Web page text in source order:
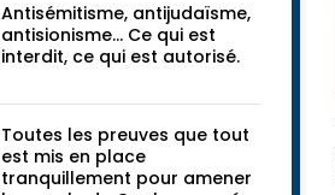
Antisémitisme, antijudaïsme,
antisionisme… Ce qui est
interdit, ce qui est autorisé.
Toutes les preuves que tout
est mis en place
tranquillement pour amener